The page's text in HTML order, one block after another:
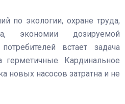
по экологии, охране труда,
экономии дозируемой
встает задача
Кардинальное
новых насосов затратна и не